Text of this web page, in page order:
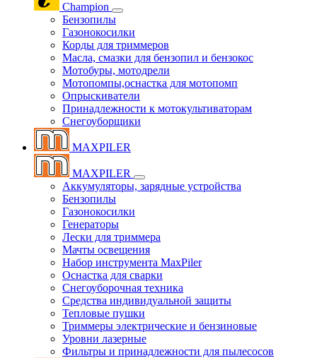
Champion
Бензопилы
Газонокосилки
Корды для триммеров
Масла, смазки для бензопил и бензокос
Мотобуры, мотодрели
Мотопомпы,оснастка для мотопомп
Опрыскиватели
Принадлежности к мотокультиваторам
Снегоуборщики
MAXPILER
MAXPILER
Аккумуляторы, зарядные устройства
Бензопилы
Газонокосилки
Генераторы
Лески для триммера
Мачты освещения
Набор инструмента MaxPiler
Оснастка для сварки
Снегоуборочная техника
Средства индивидуальной защиты
Тепловые пушки
Триммеры электрические и бензиновые
Уровни лазерные
Фильтры и принадлежности для пылесосов